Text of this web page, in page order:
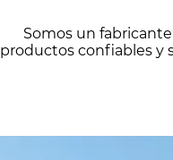
Somos un
productos confiables y